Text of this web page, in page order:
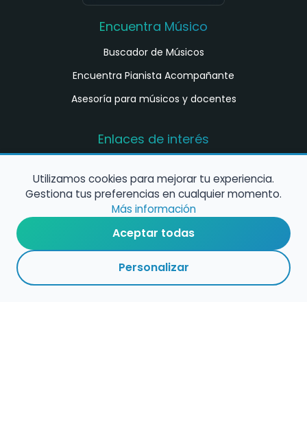
Encuentra Músico
Buscador de Músicos
Encuentra Pianista Acompañante
Asesoría para músicos y docentes
Enlaces de interés
música en España
Configura alertas de empleo
Contacta con nosotros
Utilizamos cookies para mejorar tu experiencia.
Gestiona tus preferencias en cualquier momento.
Más información
Aceptar todas
Personalizar